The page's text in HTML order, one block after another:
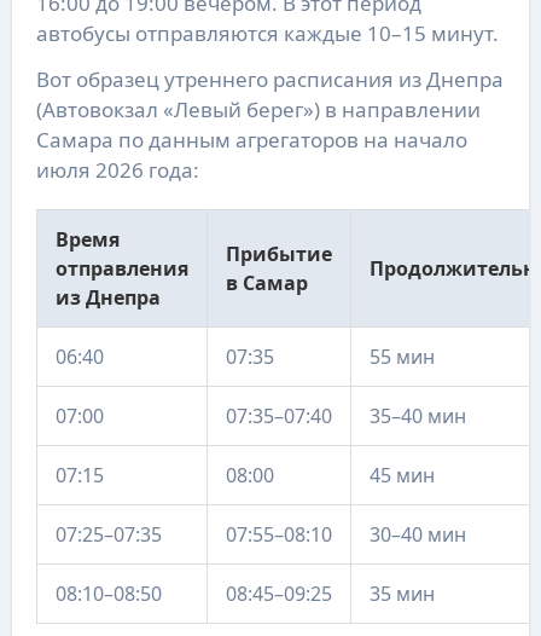
автобусы отправляются каждые 10–15 минут.
Вот образец утреннего расписания из Днепра
(Автовокзал «Левый берег») в направлении
Самара по данным агрегаторов на начало
июля 2026 года:
Время
отправления
из Днепра
Прибытие
в Самар
06:40 07:35 55 мин
07:00 07:35–07:40 35–40 мин
07:15 08:00 45 мин
07:25–07:35 07:55–08:10 30–40 мин
08:10–08:50 08:45–09:25 35 мин